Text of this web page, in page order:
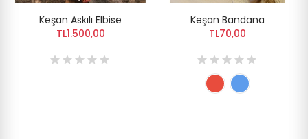
Keşan Askılı Elbise
TL1.500,00
Keşan Bandana
TL70,00